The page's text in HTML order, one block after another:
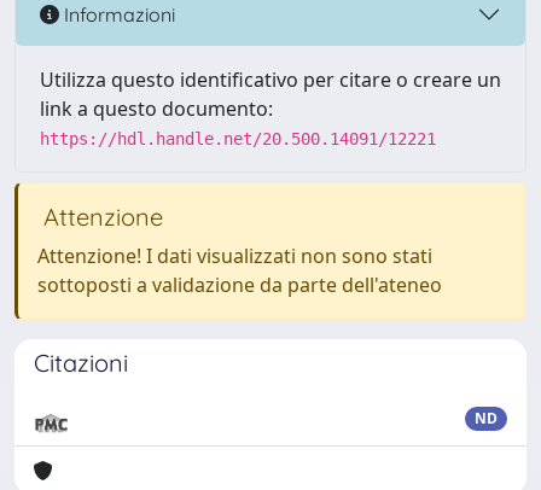
Informazioni
Utilizza questo identificativo per citare o creare un
link a questo documento:
https://hdl.handle.net/20.500.14091/12221
Attenzione
Attenzione! I dati visualizzati non sono stati
sottoposti a validazione da parte dell'ateneo
Citazioni
ND